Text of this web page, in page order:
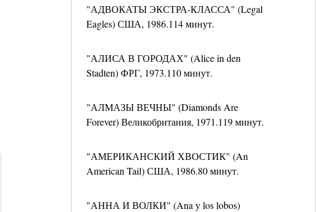
"АДВОКАТЫ ЭКСТРА-КЛАССА" (Legal
Eagles) США, 1986.114 минут.
"АЛИСА В ГОРОДАХ" (Alice in den
Stadten) ФРГ, 1973.110 минут.
"АЛМАЗЫ ВЕЧНЫ" (Diamonds Are
Forever) Великобритания, 1971.119 минут.
"АМЕРИКАНСКИЙ ХВОСТИК" (An
American Tail) США, 1986.80 минут.
"АННА И ВОЛКИ" (Ana у los lobos)